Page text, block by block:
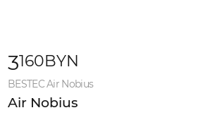
3160BYN
BESTEC Air Nobius
Air Nobius